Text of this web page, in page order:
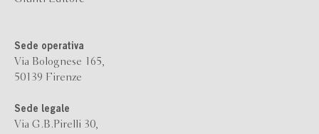
Sede operativa
Via Bolognese 165,
50139 Firenze
Sede legale
Via G.B.Pirelli 30,